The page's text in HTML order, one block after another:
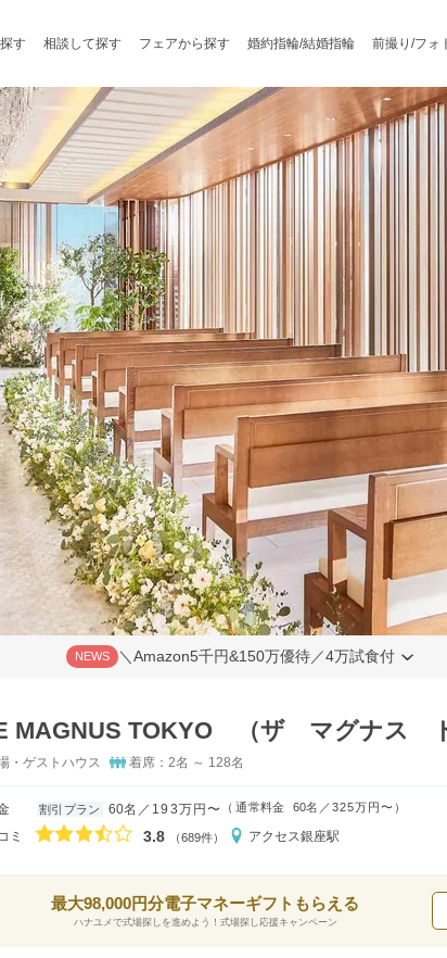
す 相談して探す フェアから探す 婚約指輪/結婚指輪 前撮り/フォ
NEWS ＼Amazon5千円&150万優待／4万試食付
MAGNUS TOKYO （ザ マグナス ト
・ゲストハウス 着席：2名 ～ 128名
割引プラン 60名 193万円〜 （ 通常料金 60名 325万円〜 ）
ミ 口コミ評価
3.8 （689件） アクセス銀座駅
最大98,000円分電子マネーギフトもらえる
ハナユメで式場探しを進めよう！式場探し応援キャンペーン